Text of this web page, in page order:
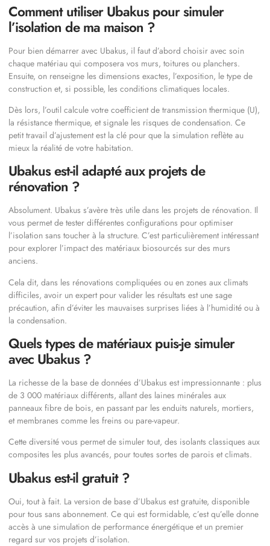
Comment utiliser Ubakus pour simuler
l’isolation de ma maison ?
Pour bien démarrer avec Ubakus, il faut d’abord choisir avec soin
chaque matériau qui composera vos murs, toitures ou planchers.
Ensuite, on renseigne les dimensions exactes, l’exposition, le type de
construction et, si possible, les conditions climatiques locales.
Dès lors, l’outil calcule votre coefficient de transmission thermique (U),
la résistance thermique, et signale les risques de condensation. Ce
petit travail d’ajustement est la clé pour que la simulation reflète au
mieux la réalité de votre habitation.
Ubakus est-il adapté aux projets de
rénovation ?
Absolument. Ubakus s’avère très utile dans les projets de rénovation. Il
vous permet de tester différentes configurations pour optimiser
l’isolation sans toucher à la structure. C’est particulièrement intéressant
pour explorer l’impact des matériaux biosourcés sur des murs
anciens.
Cela dit, dans les rénovations compliquées ou en zones aux climats
difficiles, avoir un expert pour valider les résultats est une sage
précaution, afin d’éviter les mauvaises surprises liées à l’humidité ou à
la condensation.
Quels types de matériaux puis-je simuler
avec Ubakus ?
La richesse de la base de données d’Ubakus est impressionnante : plus
de 3 000 matériaux différents, allant des laines minérales aux
panneaux fibre de bois, en passant par les enduits naturels, mortiers,
et membranes comme les freins ou pare-vapeur.
Cette diversité vous permet de simuler tout, des isolants classiques aux
composites les plus avancés, pour toutes sortes de parois et climats.
Ubakus est-il gratuit ?
Oui, tout à fait. La version de base d’Ubakus est gratuite, disponible
pour tous sans abonnement. Ce qui est formidable, c’est qu’elle donne
accès à une simulation de performance énergétique et un premier
regard sur vos projets d’isolation.